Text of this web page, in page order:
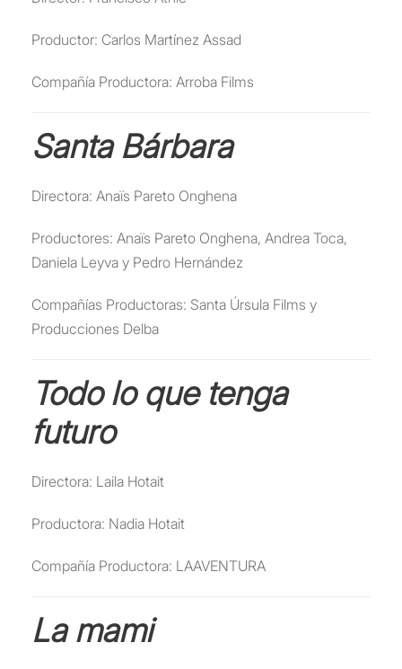
Productor: Carlos Martínez Assad
Compañía Productora: Arroba Films
Santa Bárbara
Directora: Anaïs Pareto Onghena
Productores: Anaïs Pareto Onghena, Andrea Toca,
Daniela Leyva y Pedro Hernández
Compañías Productoras: Santa Úrsula Films y
Producciones Delba
Todo lo que tenga
futuro
Directora: Laila Hotait
Productora: Nadia Hotait
Compañía Productora: LAAVENTURA
La mami